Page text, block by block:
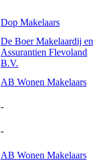
Dop Makelaars
De Boer Makelaardij en
Assurantien Flevoland
B.V.
AB Wonen Makelaars
-
-
AB Wonen Makelaars